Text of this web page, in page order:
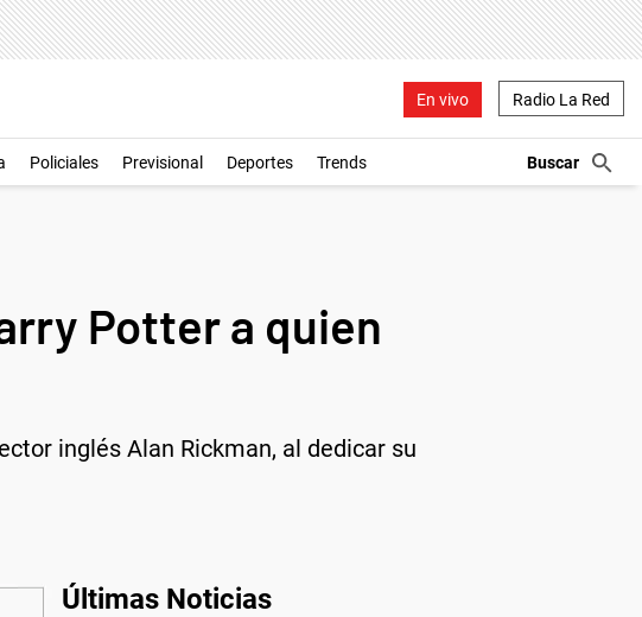
En vivo Radio La Red
Policiales Previsional Deportes Trends
Potter a quien
inglés Alan Rickman, al dedicar su
Últimas Noticias